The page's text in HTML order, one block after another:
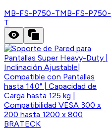
MB-FS-P750-TMB-FS-P750-
T
BRATECK